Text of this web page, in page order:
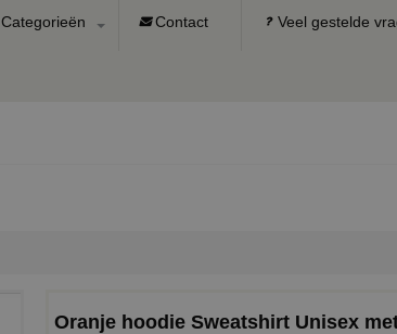
Categorieën Contact Veel gestelde
Oranje hoodie Sweatshirt Unisex